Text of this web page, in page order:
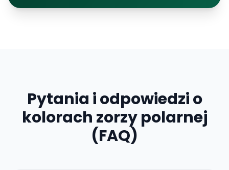
Pytania i odpowiedzi o
kolorach zorzy polarnej
(FAQ)